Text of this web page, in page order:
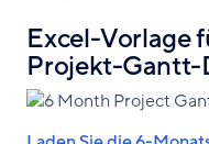
Excel-Vorlage
Projekt-Gantt-